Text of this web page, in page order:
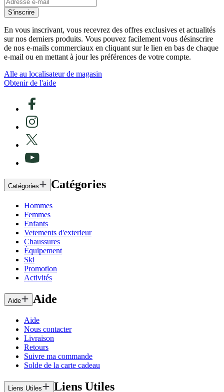
S'inscrire
En vous inscrivant, vous recevrez des offres exclusives et actualités
sur nos derniers produits. Vous pouvez facilement vous désinscrire
de nos e-mails commerciaux en cliquant sur le lien en bas de chaque
e-mail ou en mettant à jour les préférences de votre compte.
Alle au localisateur de magasin
Obtenir de l'aide
Catégories Catégories
Hommes
Femmes
Enfants
Vetements d'exterieur
Chaussures
Équipement
Ski
Promotion
Activités
Aide Aide
Aide
Nous contacter
Livraison
Retours
Suivre ma commande
Solde de la carte cadeau
Liens Utiles Liens Utiles